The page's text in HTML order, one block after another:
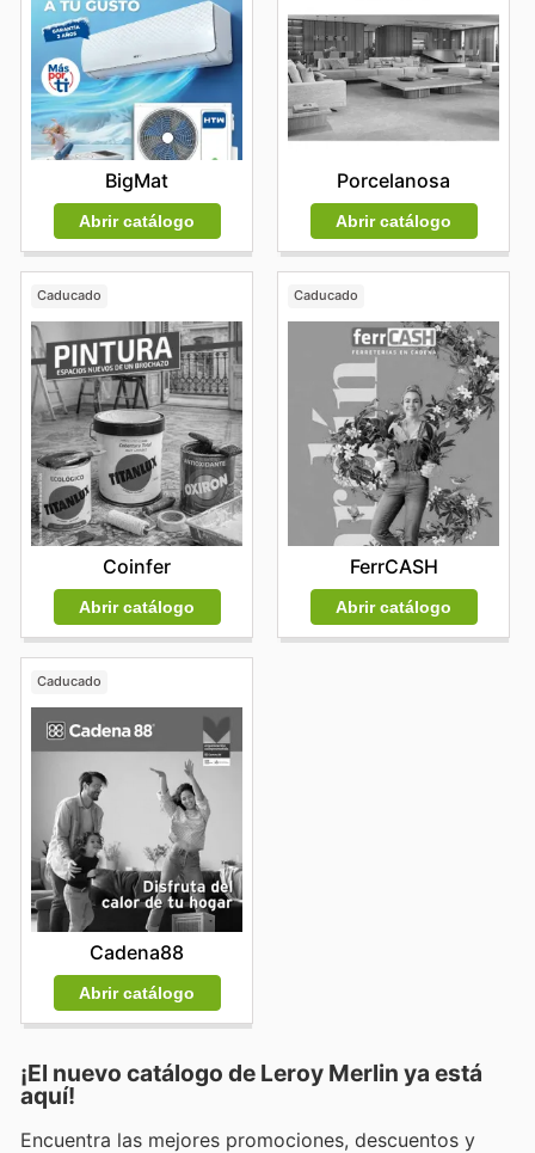
BigMat
Abrir catálogo
Porcelanosa
Abrir catálogo
Caducado
Coinfer
Abrir catálogo
Caducado
FerrCASH
Abrir catálogo
Caducado
Cadena88
Abrir catálogo
¡El nuevo catálogo de Leroy Merlin ya está
aquí!
Encuentra las mejores promociones, descuentos y